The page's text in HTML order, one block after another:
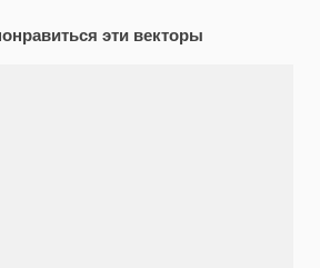
эти векторы